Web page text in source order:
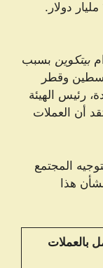
السوق للعملات الرقمية وصلت لـ148.8 مليار دولار.
بيتكوين بسبب
وقطر
رئيس الهيئة
أن العملات
المجتمع
هذا
بالعملات